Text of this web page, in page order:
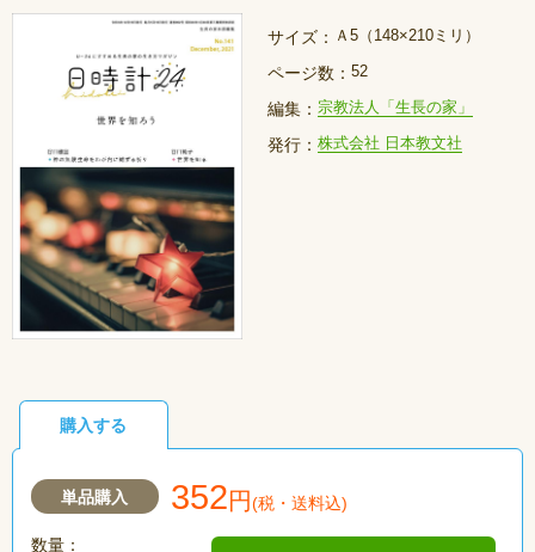
サイズ： Ａ5（148×210ミリ）
ページ数： 52
編集： 宗教法人「生長の家」
発行： 株式会社 日本教文社
購入する
単品購入 352円(税・送料込)
数量：